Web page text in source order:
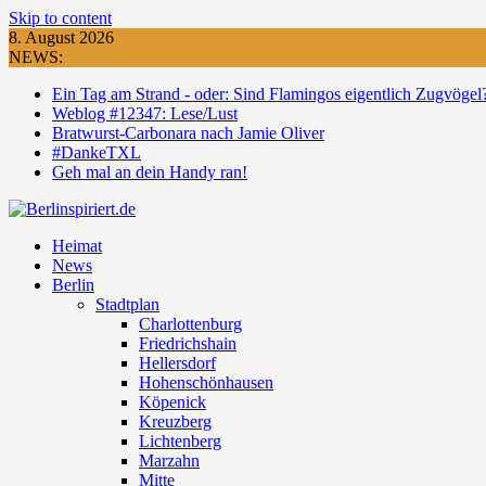
Skip to content
8. August 2026
NEWS:
Ein Tag am Strand - oder: Sind Flamingos eigentlich
Weblog #12347: Lese/Lust
Bratwurst-Carbonara nach Jamie Oliver
#DankeTXL
Geh mal an dein Handy ran!
Heimat
News
Berlin
Stadtplan
Charlottenburg
Friedrichshain
Hellersdorf
Hohenschönhausen
Köpenick
Kreuzberg
Lichtenberg
Marzahn
Mitte